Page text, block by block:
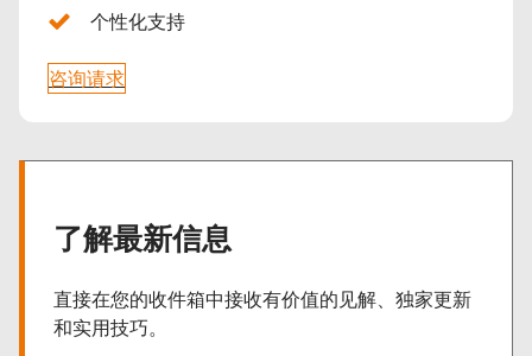
个性化支持
咨询请求
了解最新信息
直接在您的收件箱中接收有价值的见解、独家更新
和实用技巧。